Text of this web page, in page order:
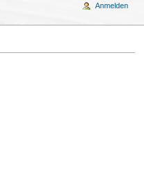
Anmelden